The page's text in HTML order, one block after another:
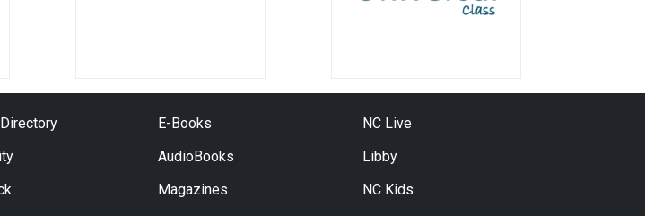
E-Books
AudioBooks
Magazines
NC Live
Libby
NC Kids